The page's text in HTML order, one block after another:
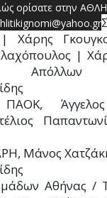
ορίσατε στην
itikignomi@yahoo.gr
Χάρης
|
Απόλλων
ΠΑΟΚ,
Μάνος
Αθήνας /